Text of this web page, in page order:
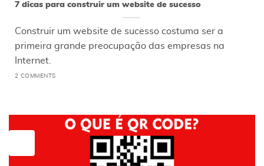
7 dicas para construir um website de sucesso
Construir um website de sucesso costuma ser a
primeira grande preocupação das empresas na
Internet.
2 COMMENTS